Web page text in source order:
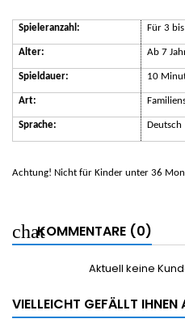
Spieleranzahl: Für 3
Alter: Ab 7
Spieldauer: 10
Art:
Sprache: Deutsch
Achtung! Nicht für Kinder unter 36
KOMMENTARE (0)
Aktuell keine
VIELLEICHT GEFÄLLT IHNEN